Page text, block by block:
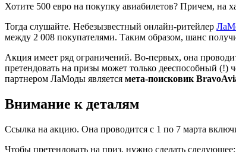
Хотите 500 евро на покупку авиабилетов? Причем, на
Тогда слушайте. Небезызвестный онлайн-ритейлер
между 2 008 покупателями. Таким образом, шанс
Акция имеет ряд ограничений. Во-первых, она
претендовать на призы может только дееспособный (!)
партнером ЛаМоды является мета-поисковик
Внимание к деталям
Ссылка на акцию. Она проводится с 1 по 7 марта
Чтобы претендовать на приз, нужно сделать следующее: